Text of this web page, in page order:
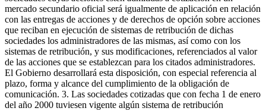
mercado secundario oficial será igualmente de aplicación en relación
con las entregas de acciones y de derechos de opción sobre acciones
que reciban en ejecución de sistemas de retribución de dichas
sociedades los administradores de las mismas, así como con los
sistemas de retribución, y sus modificaciones, referenciados al valor
de las acciones que se establezcan para los citados administradores.
El Gobierno desarrollará esta disposición, con especial referencia al
plazo, forma y alcance del cumplimiento de la obligación de
comunicación. 3. Las sociedades cotizadas que con fecha 1 de enero
del año 2000 tuviesen vigente algún sistema de retribución